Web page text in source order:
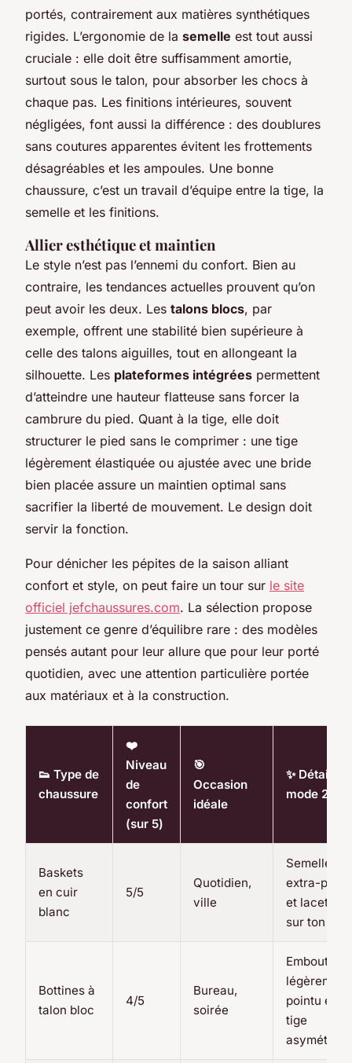
portés, contrairement aux matières synthétiques
rigides. L’ergonomie de la semelle est tout aussi
cruciale : elle doit être suffisamment amortie,
surtout sous le talon, pour absorber les chocs à
chaque pas. Les finitions intérieures, souvent
négligées, font aussi la différence : des doublures
sans coutures apparentes évitent les frottements
désagréables et les ampoules. Une bonne
chaussure, c’est un travail d’équipe entre la tige, la
semelle et les finitions.
Allier esthétique et maintien
Le style n’est pas l’ennemi du confort. Bien au
contraire, les tendances actuelles prouvent qu’on
peut avoir les deux. Les talons blocs, par
exemple, offrent une stabilité bien supérieure à
celle des talons aiguilles, tout en allongeant la
silhouette. Les plateformes intégrées permettent
d’atteindre une hauteur flatteuse sans forcer la
cambrure du pied. Quant à la tige, elle doit
structurer le pied sans le comprimer : une tige
légèrement élastiquée ou ajustée avec une bride
bien placée assure un maintien optimal sans
sacrifier la liberté de mouvement. Le design doit
servir la fonction.
Pour dénicher les pépites de la saison alliant
confort et style, on peut faire un tour sur le site
officiel jefchaussures.com. La sélection propose
justement ce genre d’équilibre rare : des modèles
pensés autant pour leur allure que pour leur porté
quotidien, avec une attention particulière portée
aux matériaux et à la construction.
👟 Type de
chaussure
❤️
Niveau
de
confort
(sur 5)
🎯
Occasion
idéale
✨ Détail
mode 2026
Baskets
en cuir
blanc
5/5
Quotidien,
ville
Semelles
extra-
et lacets
sur ton
Bottines à
talon bloc
4/5
Bureau,
soirée
Embout
légèrement
pointu et
tige